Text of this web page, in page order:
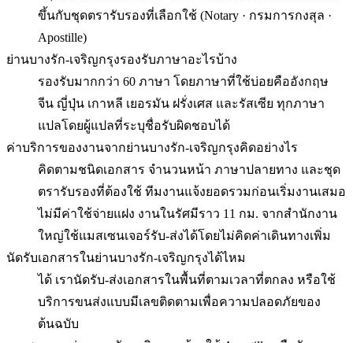
ขึ้นกับชุดตรารับรองที่เลือกใช้ (Notary · กรมการกงสุล ·
Apostille)
ย่านบางรัก-เจริญกรุงรองรับภาษาอะไรบ้าง
รองรับมากกว่า 60 ภาษา โดยภาษาที่ใช้บ่อยคืออังกฤษ
จีน ญี่ปุ่น เกาหลี เยอรมัน ฝรั่งเศส และรัสเซีย ทุกภาษา
แปลโดยผู้แปลที่ระบุชื่อรับผิดชอบได้
ค่าบริการของงานจากย่านบางรัก-เจริญกรุงคิดอย่างไร
คิดตามชนิดเอกสาร จำนวนหน้า ภาษาปลายทาง และชุด
ตรารับรองที่ต้องใช้ ทีมงานแจ้งยอดรวมก่อนเริ่มงานเสมอ
ไม่มีค่าใช้จ่ายแฝง งานในรัศมีราว 11 กม. จากสำนักงาน
ใหญ่ใช้แมสเซนเจอร์รับ-ส่งได้โดยไม่คิดค่าเดินทางเพิ่ม
นัดรับเอกสารในย่านบางรัก-เจริญกรุงได้ไหม
ได้ เรานัดรับ-ส่งเอกสารในพื้นที่ตามเวลาที่ตกลง หรือใช้
บริการขนส่งแบบมีเลขติดตามเพื่อความปลอดภัยของ
ต้นฉบับ